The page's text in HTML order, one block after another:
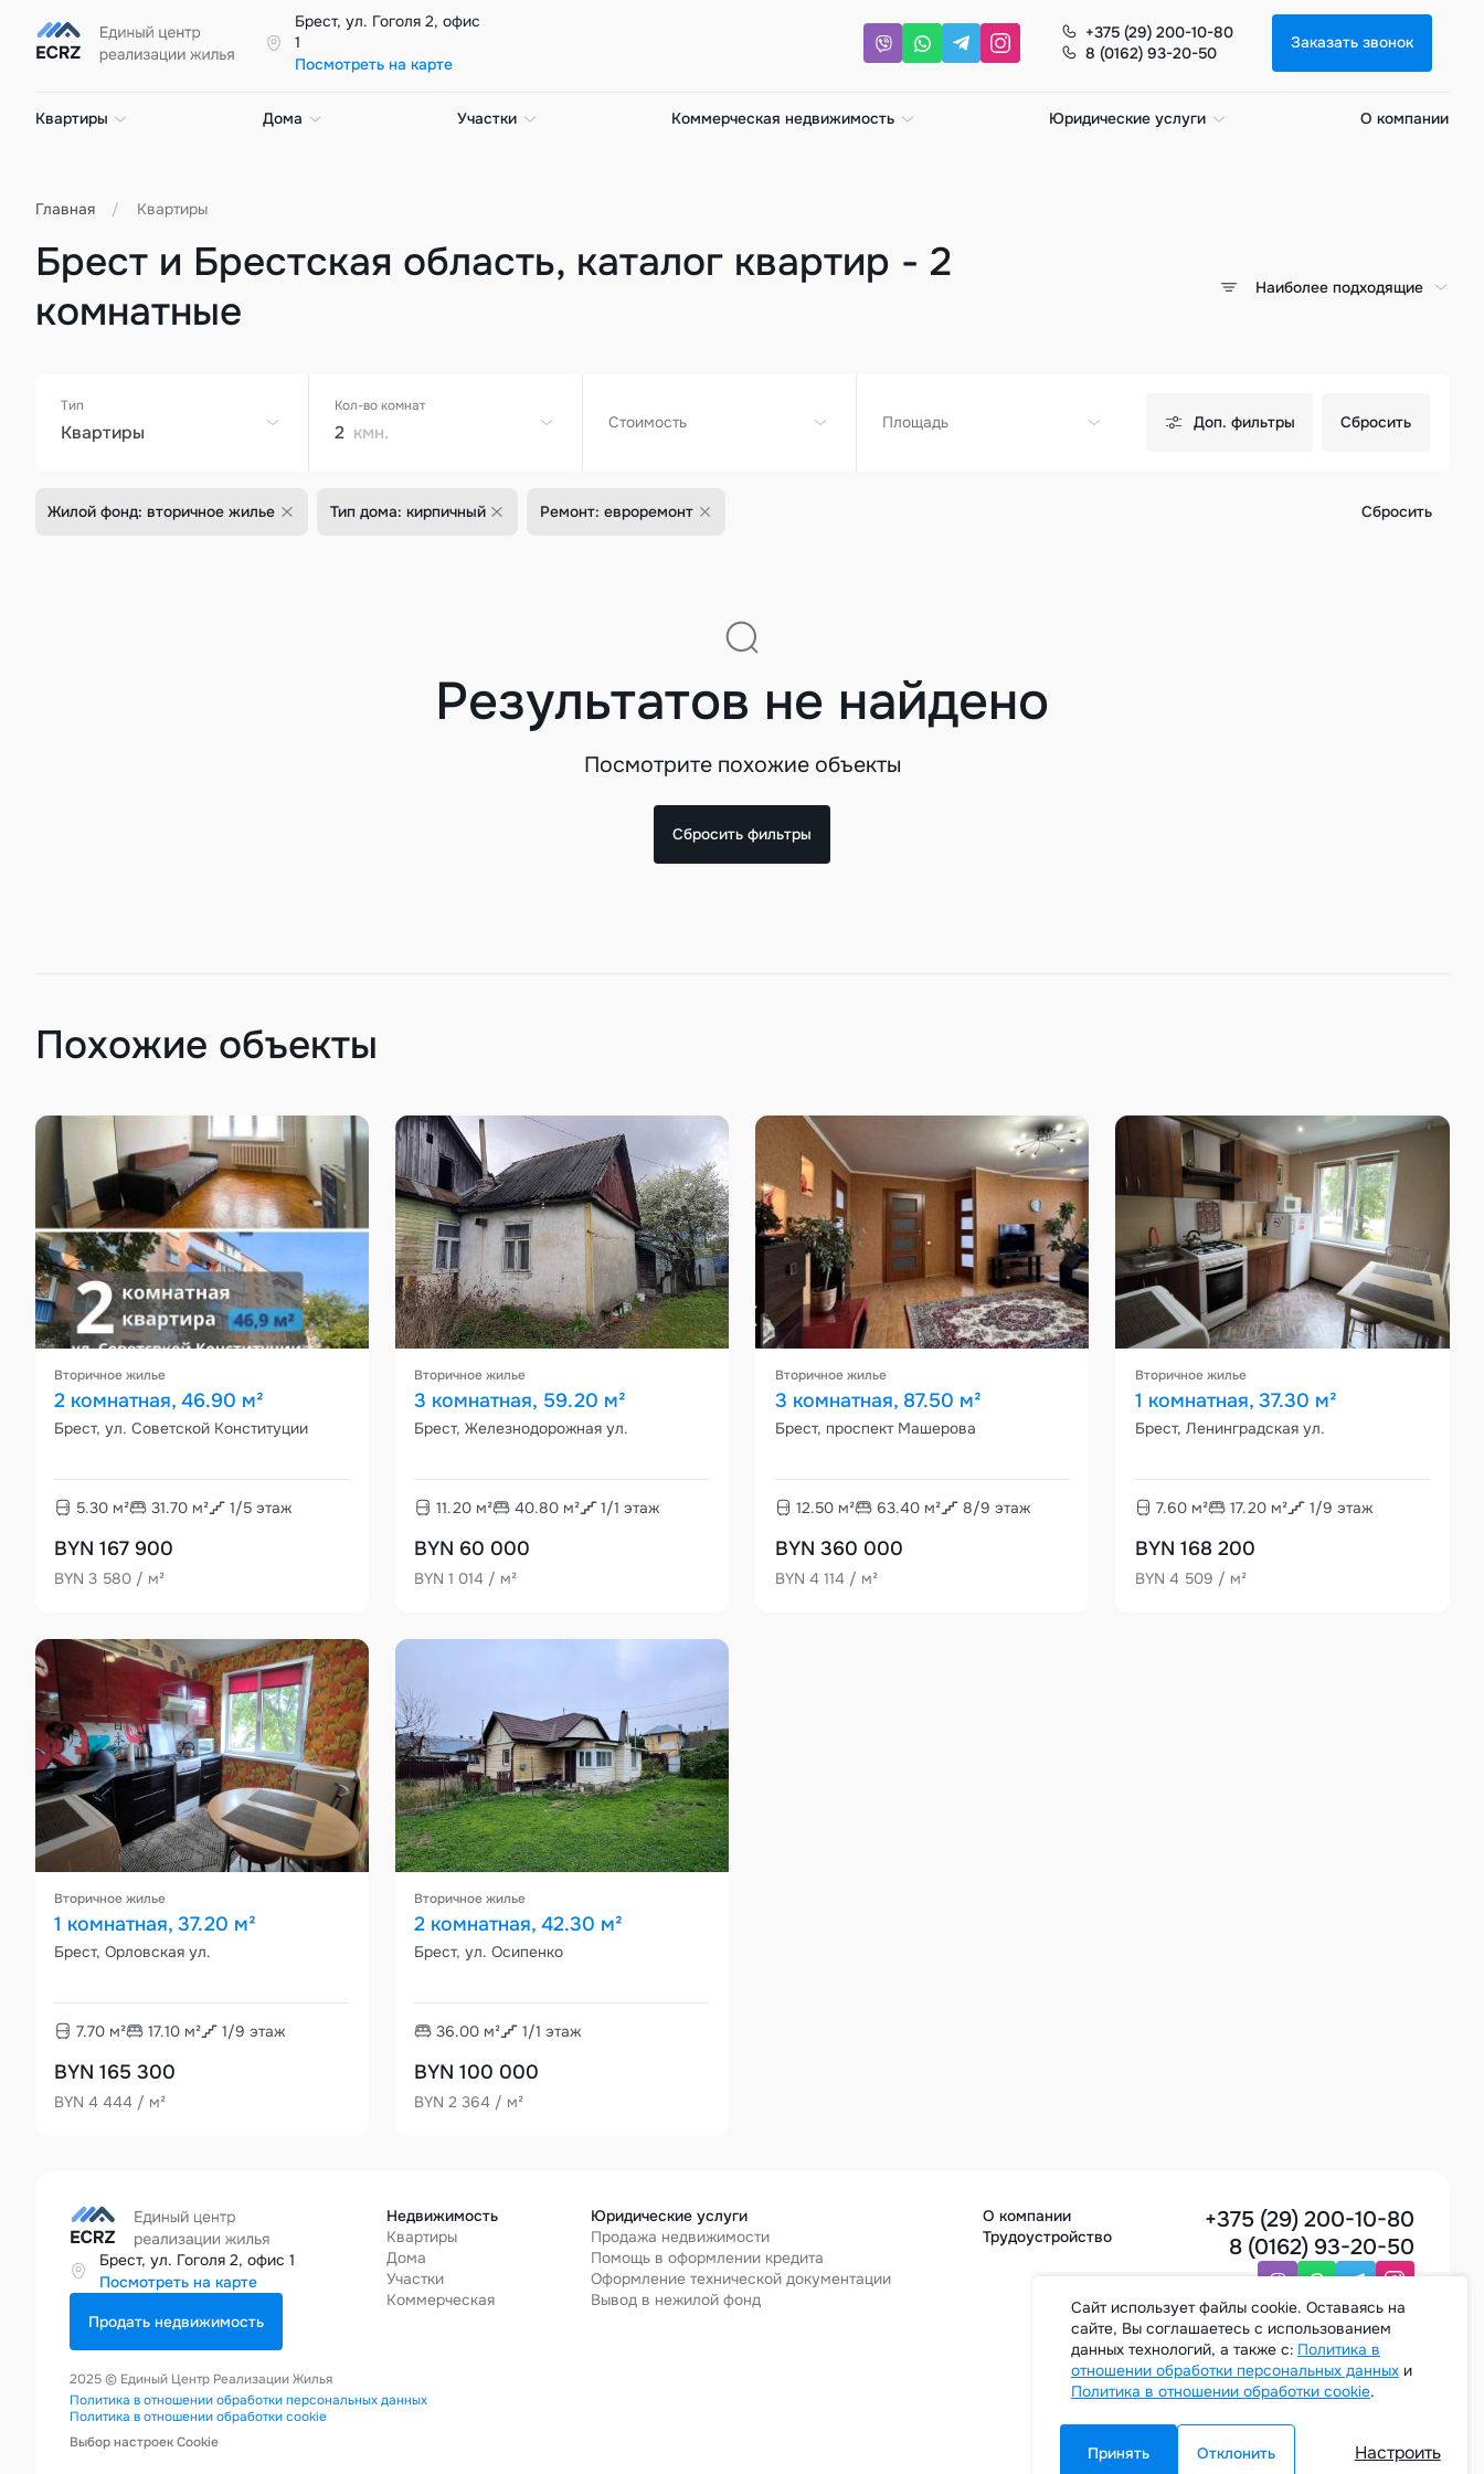
Брест, ул. Гоголя 2, офис
1
Посмотреть на карте
+375 (29) 200-10-80
8 (0162) 93-20-50
Заказать звонок
Квартиры Дома Участки Коммерческая недвижимость Юридические услуги О компании
Главная Квартиры
Брест и Брестская область, каталог квартир - 2
комнатные
Наиболее подходящие
Тип
Квартиры
Кол-во комнат
2 кмн. Стоимость Площадь Доп. фильтры Сбросить
Жилой фонд: вторичное жилье Тип дома: кирпичный Ремонт: евроремонт Сбросить
Результатов не найдено
Посмотрите похожие объекты
Сбросить фильтры
Похожие объекты
Вторичное жилье
2 комнатная, 46.90 м²
Брест, ул. Советской Конституции
5.30м² 31.70м² 1/5 этаж
BYN 167 900
BYN 3 580 / м²
Вторичное жилье
3 комнатная, 59.20 м²
Брест, Железнодорожная ул.
11.20 м² 40.80м² 1/1 этаж
BYN 60 000
BYN 1 014 / м²
Вторичное жилье
3 комнатная, 87.50 м²
Брест, проспект Машерова
12.50 м² 63.40м² 8/9 этаж
BYN 360 000
BYN 4 114 / м²
Вторичное жилье
1 комнатная, 37.30 м²
Брест, Ленинградская ул.
7.60 м² 17.20 м² 1/9 этаж
BYN 168 200
BYN 4 509 / м²
Вторичное жилье
1 комнатная, 37.20 м²
Брест, Орловская ул.
7.70м² 17.10м² 1/9 этаж
BYN 165 300
BYN 4 444 / м²
Вторичное жилье
2 комнатная, 42.30 м²
Брест, ул. Осипенко
36.00 м² 1/1 этаж
BYN 100 000
BYN 2 364 / м²
Брест, ул. Гоголя 2, офис 1
Посмотреть на карте
Продать недвижимость
Недвижимость
Квартиры
Дома
Участки
Коммерческая
Юридические услуги
Продажа недвижимости
Помощь в оформлении кредита
Оформление технической документации
Вывод в нежилой фонд
О компании
Трудоустройство
+375 (29) 200-10-80
8 (0162) 93-20-50
Заказать звонок
2025 © Единый Центр Реализации Жилья
Политика в отношении обработки персональных данных
Политика в отношении обработки cookie
Выбор настроек Cookie
Cайт использует файлы cookie. Оставаясь на
сайте, Вы соглашаетесь с использованием
данных технологий, а также с: Политика в
отношении обработки персональных данных и
Политика в отношении обработки cookie.
Принять Отклонить Настроить